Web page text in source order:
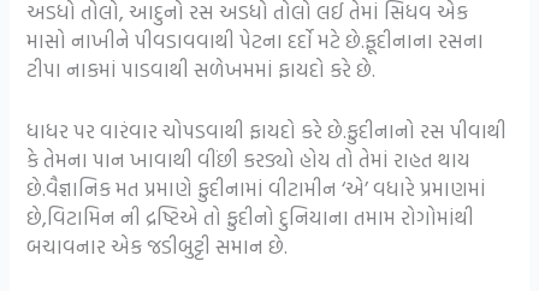
અડધો તોલો, આદુનો રસ અડધો તોલો લઈ તેમાં સિંધવ એક
માસો નાખીને પીવડાવવાથી પેટના દર્દો મટે છે.ફૂદીનાના રસના
ટીપા નાકમાં પાડવાથી સળેખમમાં ફાયદો કરે છે.
ધાધર પર વારંવાર ચોપડવાથી ફાયદો કરે છે.ફુદીનાનો રસ પીવાથી
કે તેમના પાન ખાવાથી વીંછી કરડ્યો હોય તો તેમાં રાહત થાય
છે.વૈજ્ઞાનિક મત પ્રમાણે ફુદીનામાં વીટામીન ‘એ’ વધારે પ્રમાણમાં
છે,વિટામિન ની દ્રષ્ટિએ તો ફુદીનો દુનિયાના તમામ રોગોમાંથી
બચાવનાર એક જડીબુટ્ટી સમાન છે.